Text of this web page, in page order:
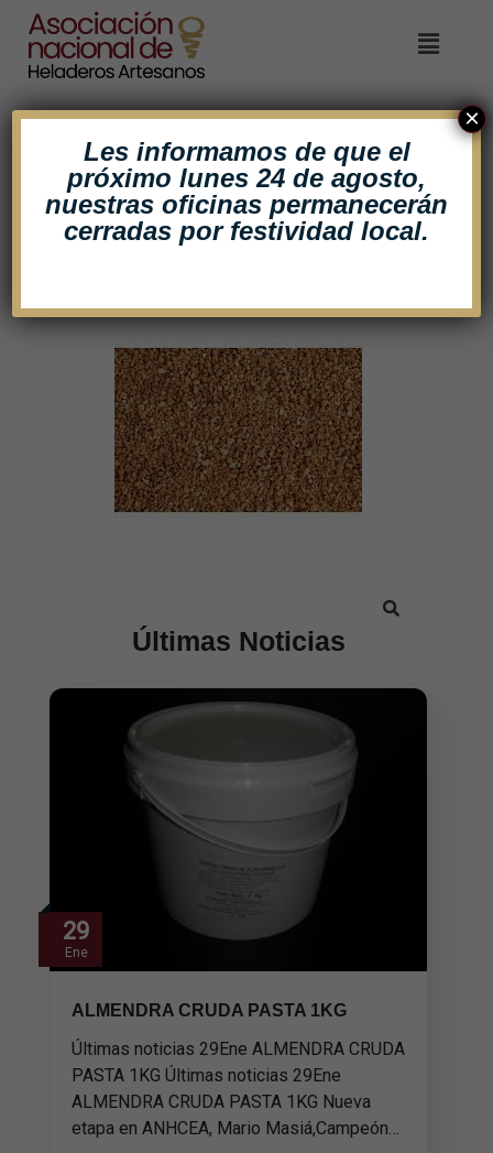
ALMENDRA
CROCANTI 1 KG
Últimas Noticias
29
Ene
ALMENDRA CRUDA PASTA 1KG
Últimas noticias 29Ene ALMENDRA CRUDA
PASTA 1KG Últimas noticias 29Ene
ALMENDRA CRUDA PASTA 1KG Nueva
etapa en ANHCEA, Mario Masiá,Campeón…
Les informamos de que el
próximo lunes 24 de agosto,
nuestras oficinas permanecerán
cerradas por festividad local.
×